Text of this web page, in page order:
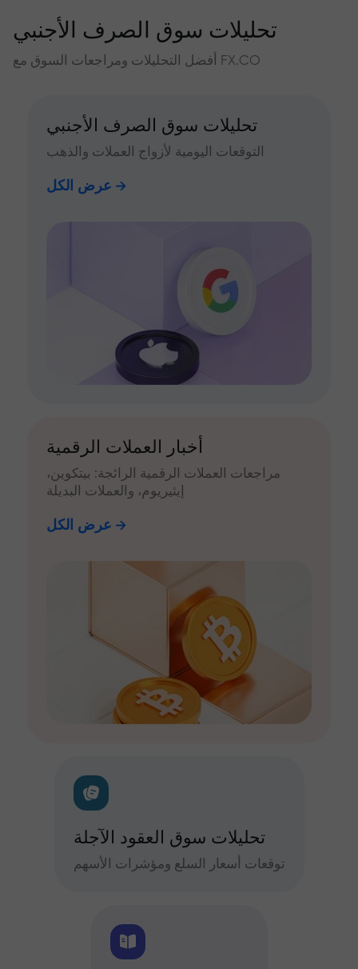
تحليلات سوق الصرف الأجنبي
أفضل التحليلات ومراجعات السوق مع FX.CO
تحليلات سوق الصرف الأجنبي
التوقعات اليومية لأزواج العملات والذهب
عرض الكل
أخبار العملات الرقمية
مراجعات العملات الرقمية الرائجة: بيتكوين،
إيثيريوم، والعملات البديلة
عرض الكل
تحليلات سوق العقود الآجلة
توقعات أسعار السلع ومؤشرات الأسهم